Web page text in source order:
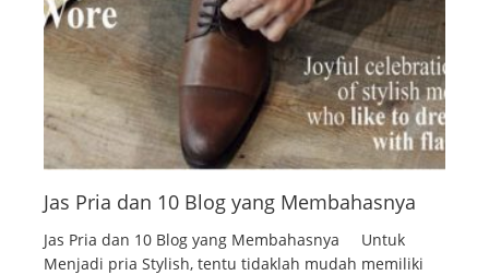
Jas Pria dan 10 Blog yang Membahasnya
Jas Pria dan 10 Blog yang Membahasnya Untuk
Menjadi pria Stylish, tentu tidaklah mudah memiliki